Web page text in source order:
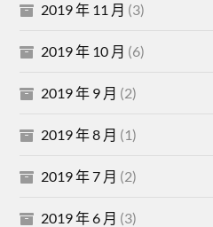
2019 年 11 月 (3)
2019 年 10 月 (6)
2019 年 9 月 (2)
2019 年 8 月 (1)
2019 年 7 月 (2)
2019 年 6 月 (3)